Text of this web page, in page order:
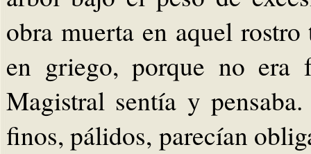
obra muerta en aquel
en griego, porque no
Magistral sentía y
finos, pálidos, parecían